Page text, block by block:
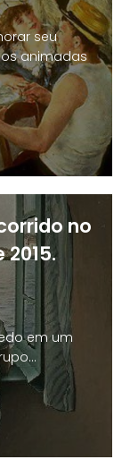
seu
animadas
no
2015.
em um